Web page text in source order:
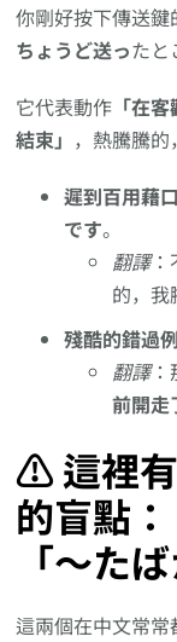
你剛好按下傳送鍵
ちょうど送ったと
它代表動作 「在
結束」 ，熱騰騰的
遲到百用藉
です。
翻譯：
的，我
殘酷的錯過
翻譯：
前開走
⚠️ 這裡
的盲點
「～た
這兩個在中文常